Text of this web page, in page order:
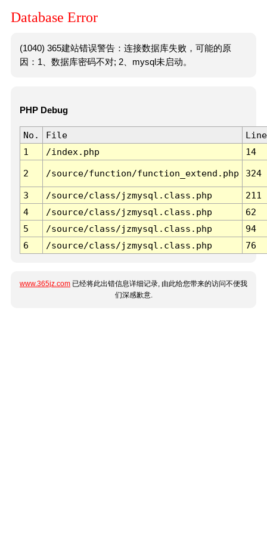
Database Error
(1040) 365建站错误警告：连接数据库失败，可能的原
因：1、数据库密码不对; 2、mysql未启动。
PHP Debug
No. File
Line
1
/index.php 14
2 /source/function/function_extend.php 324
3 /source/class/jzmysql.class.php
211
4
/source/class/jzmysql.class.php
62
5
/source/class/jzmysql.class.php
94
6
/source/class/jzmysql.class.php 76
www.365jz.com 已经将此出错信息详细记录, 由此给您带来的访问不便我
们深感歉意.